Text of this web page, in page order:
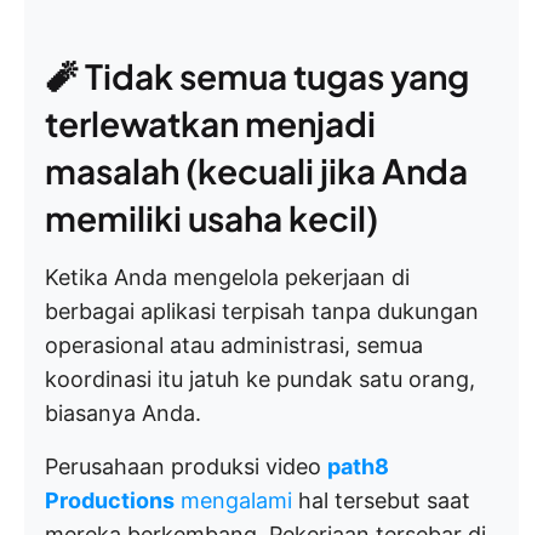
🧨 Tidak semua tugas yang
terlewatkan menjadi
masalah (kecuali jika Anda
memiliki usaha kecil)
Ketika Anda mengelola pekerjaan di
berbagai aplikasi terpisah tanpa dukungan
operasional atau administrasi, semua
koordinasi itu jatuh ke pundak satu orang,
biasanya Anda.
Perusahaan produksi video path8
Productions mengalami hal tersebut saat